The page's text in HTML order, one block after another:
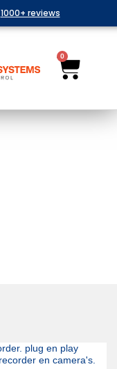
1000+ reviews
0